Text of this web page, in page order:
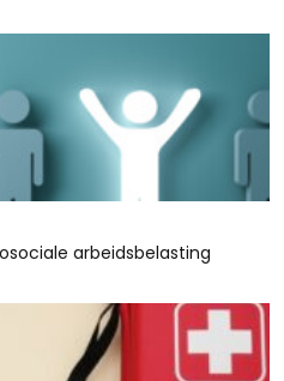
arbeidsbelasting